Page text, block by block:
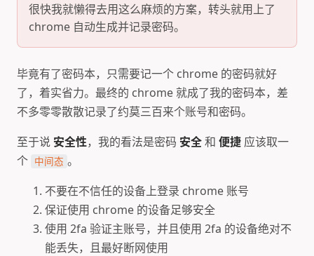
很快我就懒得去用这么麻烦的方案，转头就用上了
chrome 自动生成并记录密码。
毕竟有了密码本，只需要记一个 chrome 的密码就好
了，着实省力。最终的 chrome 就成了我的密码本，差
不多零零散散记录了约莫三百来个账号和密码。
至于说 安全性，我的看法是密码 安全和 便捷 应该取一
个
中间态 。
不要在不信任的设备上登录 chrome 账号
保证使用 chrome 的设备足够安全
使用 2fa 验证主账号，并且使用 2fa 的设备绝对不
能丢失，且最好断网使用